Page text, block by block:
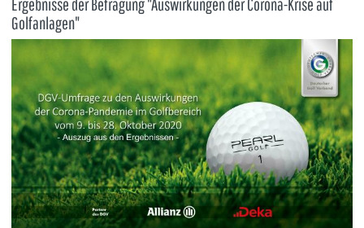
Ergebnisse der Befragung "Auswirkungen der Corona-Krise auf
Golfanlagen"